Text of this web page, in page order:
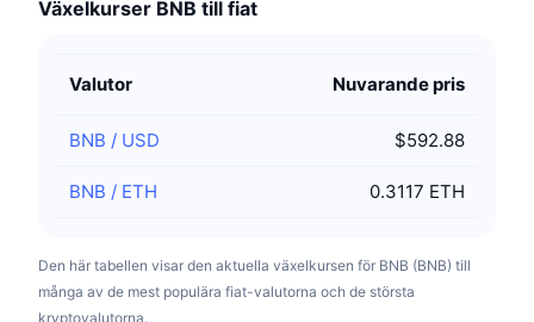
Växelkurser BNB till fiat
Valutor Nuvarande pris
BNB / USD $592.88
BNB / ETH 0.3117 ETH
Den här tabellen visar den aktuella växelkursen för BNB (BNB) till
många av de mest populära fiat-valutorna och de största
kryptovalutorna.